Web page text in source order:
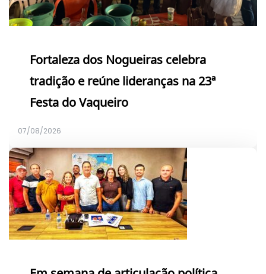
Fortaleza dos Nogueiras celebra
tradição e reúne lideranças na 23ª
Festa do Vaqueiro
07/08/2026